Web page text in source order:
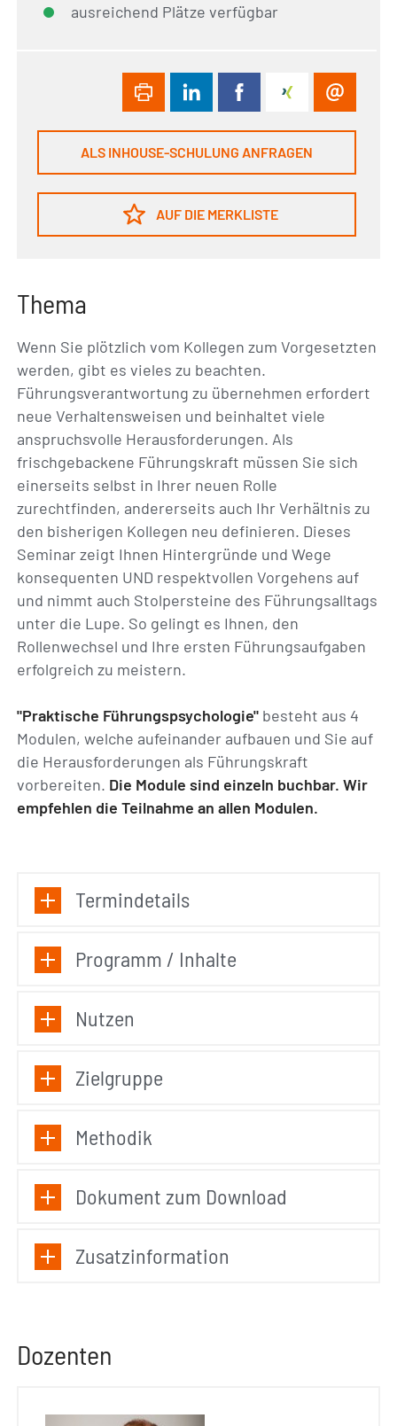
ausreichend Plätze verfügbar
ALS INHOUSE-SCHULUNG ANFRAGEN
AUF DIE MERKLISTE
Thema
Wenn Sie plötzlich vom Kollegen zum Vorgesetzten
werden, gibt es vieles zu beachten.
Führungsverantwortung zu übernehmen erfordert
neue Verhaltensweisen und beinhaltet viele
anspruchsvolle Herausforderungen. Als
frischgebackene Führungskraft müssen Sie sich
einerseits selbst in Ihrer neuen Rolle
zurechtfinden, andererseits auch Ihr Verhältnis zu
den bisherigen Kollegen neu definieren. Dieses
Seminar zeigt Ihnen Hintergründe und Wege
konsequenten UND respektvollen Vorgehens auf
und nimmt auch Stolpersteine des Führungsalltags
unter die Lupe. So gelingt es Ihnen, den
Rollenwechsel und Ihre ersten Führungsaufgaben
erfolgreich zu meistern.
"Praktische Führungspsychologie" besteht aus 4
Modulen, welche aufeinander aufbauen und Sie auf
die Herausforderungen als Führungskraft
vorbereiten. Die Module sind einzeln buchbar. Wir
empfehlen die Teilnahme an allen Modulen.
Termindetails
Programm / Inhalte
Nutzen
Zielgruppe
Methodik
Dokument zum Download
Zusatzinformation
Dozenten